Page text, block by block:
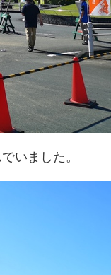
いました。